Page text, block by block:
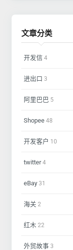
文章分类
开发信 4
进出口 3
阿里巴巴 5
Shopee 48
开发客户 10
twitter4
eBay 31
海关 2
红木 22
外贸故事 3